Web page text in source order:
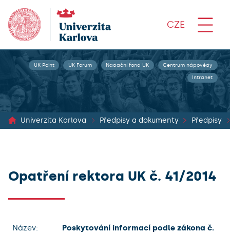
CZE
UK Point UK Forum Nadační fond UK Centrum nápovědy
Intranet
Univerzita Karlova Předpisy a dokumenty Předpisy
Opatření rektora UK č. 41/2014
Název:
Poskytování informací podle zákona č.